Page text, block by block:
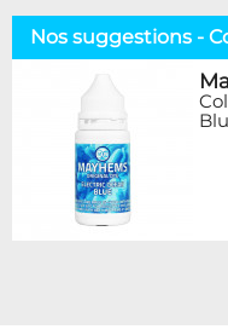
Nos suggestions -